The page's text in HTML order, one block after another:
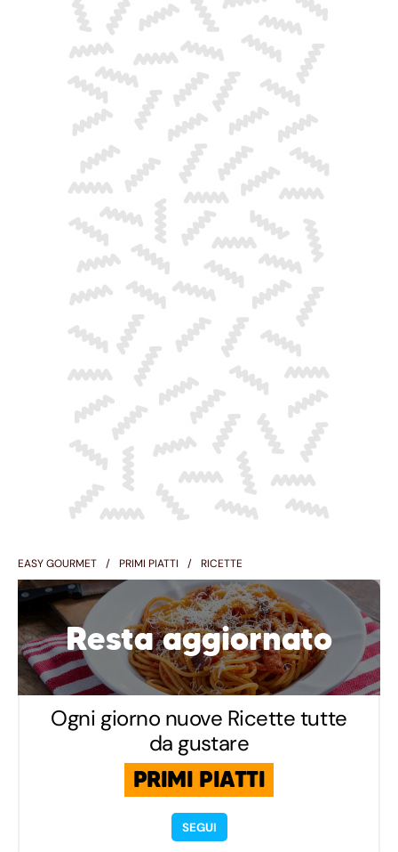
EASY GOURMET PRIMI PIATTI RICETTE
Resta aggiornato
Ogni giorno nuove Ricette tutte
da gustare
PRIMI PIATTI
SEGUI